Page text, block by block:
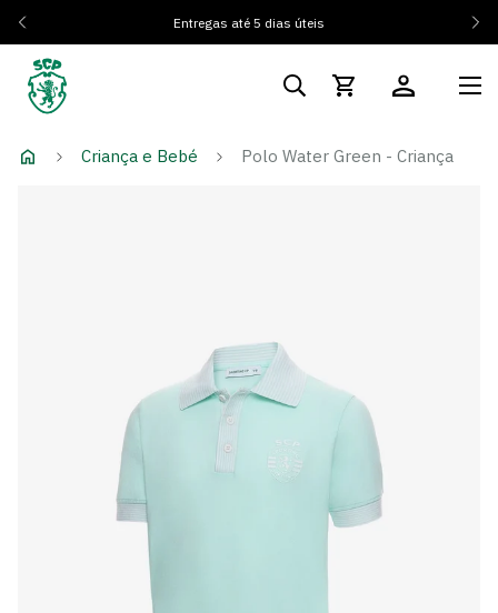
Entregas até 5 dias úteis
Criança e Bebé Polo Water Green - Criança